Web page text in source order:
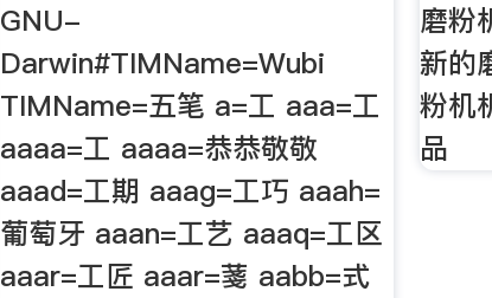
GNU-
Darwin#TIMName=Wubi
TIMName=五笔 a=工 aaa=工
aaaa=工 aaaa=恭恭敬敬
aaad=工期 aaag=工巧 aaah=
葡萄牙 aaan=工艺 aaaq=工区
aaar=工匠 aaar=菚 aabb=式
磨粉
新的
粉机
品